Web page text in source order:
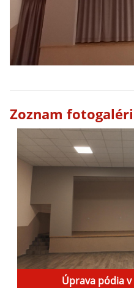
Zoznam
Úprava pódia